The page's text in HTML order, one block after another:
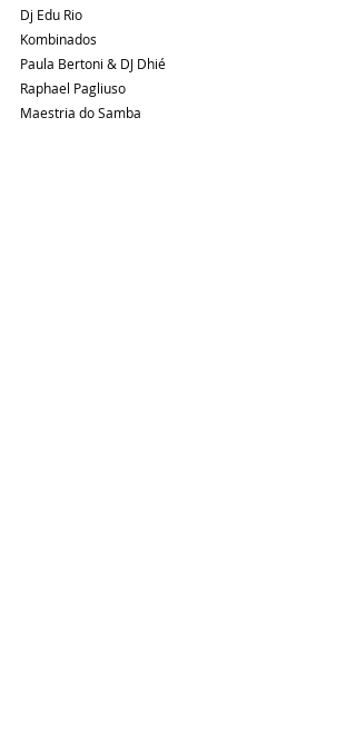
Dj Edu Rio
Kombinados
Paula Bertoni & DJ Dhié
Raphael Pagliuso
Maestria do Samba